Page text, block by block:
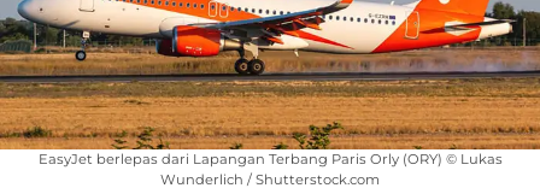
EasyJet berlepas dari Lapangan Terbang Paris Orly (ORY) © Lukas
Wunderlich / Shutterstock.com